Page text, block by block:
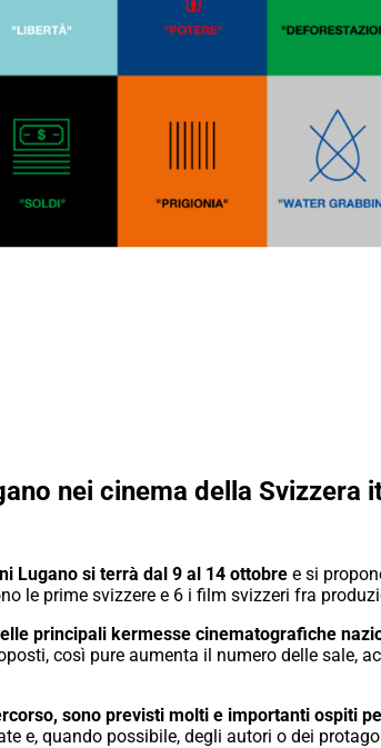
nei cinema della Svizzera
Lugano si terrà dal 9 al 14 ottobre e si
le prime svizzere e 6 i film svizzeri fra
principali kermesse cinematografiche
così pure aumenta il numero delle sale,
sono previsti molti e importanti ospiti
e, quando possibile, degli autori o dei